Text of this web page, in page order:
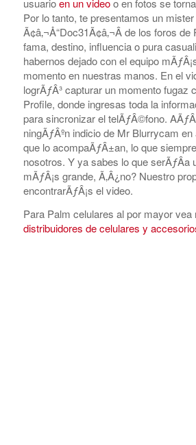
usuarioen un videoo en fotos se
Por lo tanto, te presentamos un mister
Ã¢â‚¬Å“Doc31Ã¢â‚¬Â de los foros
fama, destino, influencia o pura
habernos dejado con el equipo
momento en nuestras manos. En el
logrÃƒÂ³ capturar un momento fugaz
Profile, donde ingresas toda la
para sincronizar el telÃƒÂ©fono.
ningÃƒÂºn indicio de Mr Blurrycam
que lo acompaÃƒÂ±an, lo que
nosotros. Y ya sabes lo que serÃƒÂ­a
mÃƒÂ¡s grande, Ã‚Â¿no? Nuestro
encontrarÃƒÂ¡s el video.
Para Palm celulares al por mayor
distribuidores de celulares y